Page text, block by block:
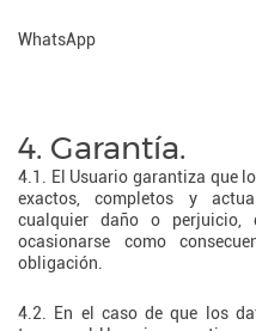
WhatsApp
4. Garantía.
4.1. El Usuario garantiza que
exactos, completos y
cualquier daño o perjuicio,
ocasionarse como
obligación.
4.2. En el caso de que los